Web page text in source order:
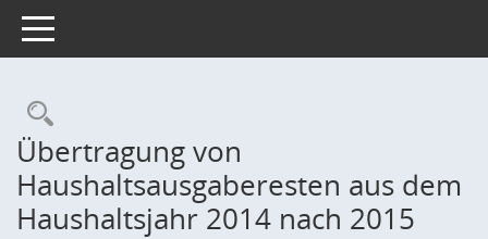
Toggle navigation
Rechercheauswahl
Übertragung von
Haushaltsausgaberesten aus dem
Haushaltsjahr 2014 nach 2015